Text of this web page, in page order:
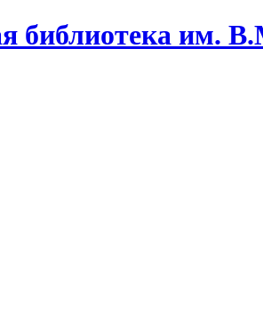
библиотека им.